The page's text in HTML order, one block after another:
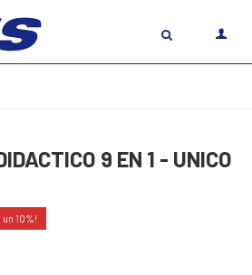
9 EN 1 - UNICO
10